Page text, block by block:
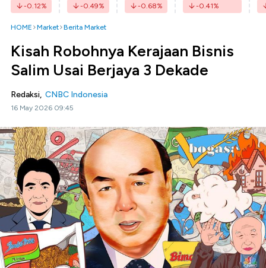
-0.12% -0.49% -0.68% -0.41%
HOME Market Berita Market
Kisah Robohnya Kerajaan Bisnis
Salim Usai Berjaya 3 Dekade
Redaksi, CNBC Indonesia
16 May 2026 09:45